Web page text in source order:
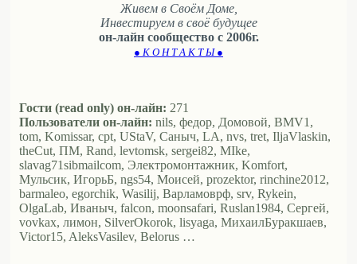
Живем в Своём Доме,
Инвестируем в своё будущее
он-лайн сообщество с 2006г.
● К О Н Т А К Т Ы ●
Гости (read only) он-лайн: 271
Пользователи он-лайн: nils, федор, Домовой, BMV1,
tom, Komissar, cpt, UStaV, Саныч, LA, nvs, tret, IljaVlaskin,
theCut, ПМ, Rand, levtomsk, sergei82, MIke,
slavag71sibmailcom, Электромонтажник, Komfort,
Мульсик, ИгорьБ, ngs54, Моисей, prozektor, rinchine2012,
barmaleo, egorchik, Wasilij, Варламоврф, srv, Rykein,
OlgaLab, Иваныч, falcon, moonsafari, Ruslan1984, Сергей,
vovkax, лимон, SilverOkorok, lisyaga, МихаилБуракшаев,
Victor15, AleksVasilev, Belorus …